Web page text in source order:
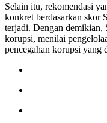
Selain itu, rekomendasi
konkret berdasarkan skor
terjadi. Dengan demikian,
korupsi, menilai
pencegahan korupsi